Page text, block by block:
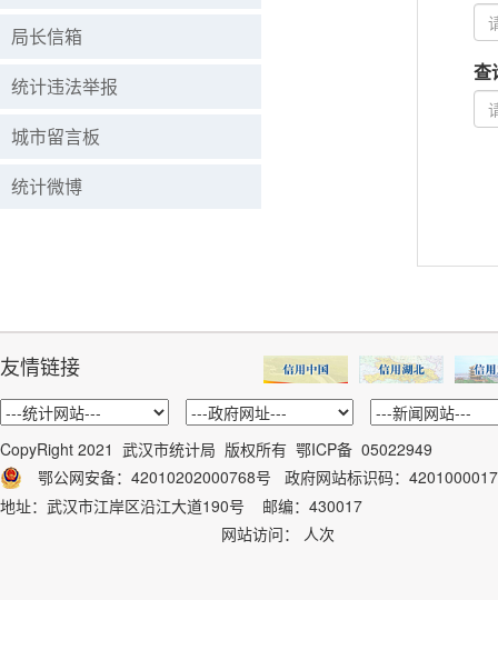
局长信箱
统计违法举报
城市留言板
统计微博
查
友情链接
CopyRight 2021 武汉市统计局 版权所有 鄂ICP备 05022949
鄂公网安备：42010202000768号 政府网站标识码： 4201000017
地址：武汉市江岸区沿江大道190号 邮编：430017
网站访问： 人次